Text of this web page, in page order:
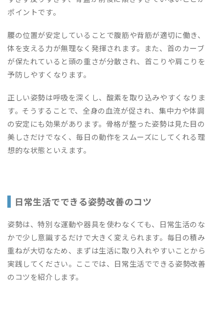
ポイントです。
腰の位置が安定していることで腹筋や背筋が適切に働き、
体を支える力が無理なく発揮されます。また、首のカーブ
が保たれていると頭の重さが分散され、首こりや肩こりを
予防しやすくなります。
正しい姿勢は呼吸を深くし、酸素を取り込みやすくなりま
す。そうすることで、全身の血流が促され、集中力や体調
の安定にも効果があります。骨格が整った姿勢は見た目の
美しさだけでなく、毎日の動作をスムーズにしてくれる理
想的な状態といえます。
日常生活でできる姿勢改善のコツ
姿勢は、特別な運動や器具を使わなくても、日常生活のな
かで少し意識するだけで大きく変えられます。毎日の積み
重ねが大切なため、まずは生活に取り入れやすいことから
実践してください。ここでは、日常生活でできる姿勢改善
のコツを紹介します。